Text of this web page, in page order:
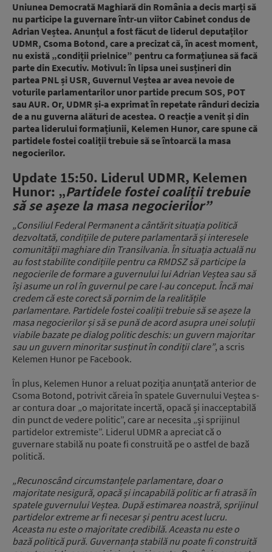
Uniunea Democrată Maghiară din România a decis marți să
nu participe la guvernare într-un viitor Cabinet condus de
Adrian Veștea. Anunțul a fost făcut de liderul deputaților
UDMR, Csoma Botond, care a precizat că, în acest moment,
nu există „condiții prielnice” pentru ca formațiunea să facă
parte din Executiv. Motivul: în lipsa unei susțineri din
partea PNL și USR, Guvernul Veștea ar avea nevoie de
voturile parlamentarilor unor partide precum SOS, POT
sau AUR. Or, UDMR și-a exprimat în repetate rânduri decizia
de a nu guverna alături de acestea. O reacție a venit și din
partea liderului formațiunii, Kelemen Hunor, care spune că
partidele fostei coaliții trebuie să se întoarcă la masa
negocierilor.
Update 15:50. Liderul UDMR, Kelemen
Hunor: „Partidele fostei coaliții trebuie
să se așeze la masa negocierilor”
„Consiliul Federal Permanent a cântărit situația politică
dezvoltată, condițiile de putere parlamentară și interesele
comunității maghiare din Transilvania. În situația actuală nu
au fost stabilite condițiile pentru ca RMDSZ să participe la
negocierile de formare a guvernului lui Adrian Veștea sau să
își asume un rol în guvernul pe care l-au conceput. Încă mai
credem că este corect să pornim de la realitățile
parlamentare. Partidele fostei coaliții trebuie să se așeze la
masa negocierilor și să se pună de acord asupra unei soluții
viabile bazate pe dialog politic deschis: un guvern majoritar
sau un guvern minoritar susținut în condiții clare”, a scris
Kelemen Hunor pe Facebook.
În plus, Kelemen Hunor a reluat poziția anunțată anterior de
Csoma Botond, potrivit căreia în spatele Guvernului Veștea s-
ar contura doar „o majoritate incertă, opacă și inacceptabilă
din punct de vedere politic”, care ar necesita „și sprijinul
partidelor extremiste”. Liderul UDMR a apreciat că o
guvernare stabilă nu poate fi construită pe o astfel de bază
politică.
„Recunoscând circumstanțele parlamentare, doar o
majoritate nesigură, opacă și incapabilă politic ar fi atrasă în
spatele guvernului Veștea. După estimarea noastră, sprijinul
partidelor extreme ar fi necesar și pentru acest lucru.
Aceasta nu este o majoritate credibilă. Aceasta nu este o
bază politică pură. Guvernanța stabilă nu poate fi construită